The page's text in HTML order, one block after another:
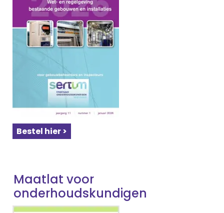
Bestel hier >
Maatlat voor
onderhoudskundigen